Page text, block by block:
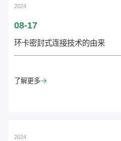
2024
08-17
环卡密封式连接技术的由来
了解更多
2024